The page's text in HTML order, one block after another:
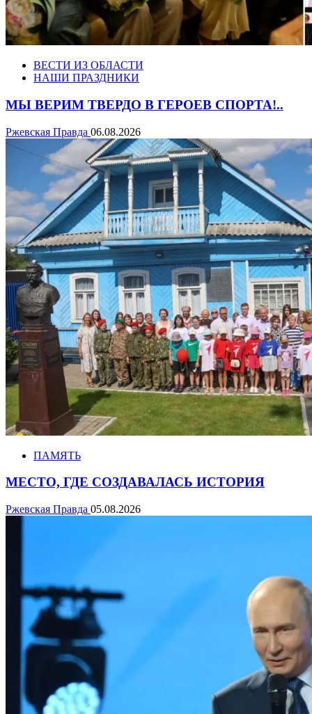
ВЕСТИ ИЗ ОБЛАСТИ
НАШИ ПРАЗДНИКИ
МЫ ВЕРИМ ТВЕРДО В ГЕРОЕВ СПОРТА!..
Ржевская Правда 06.08.2026
ПАМЯТЬ
МЕСТО, ГДЕ СОЗДАВАЛАСЬ ИСТОРИЯ
Ржевская Правда 05.08.2026